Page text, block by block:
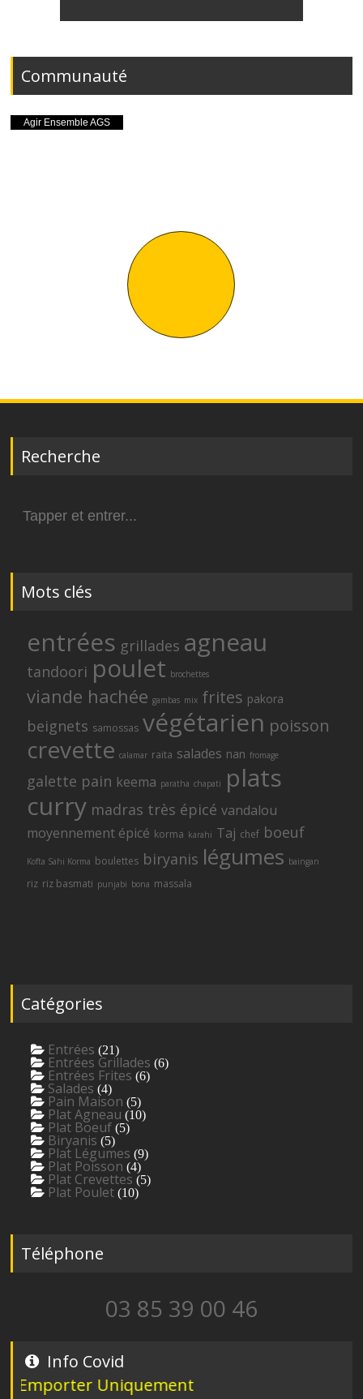
Communauté
Recherche
for:
Mots clés
entrées grillades agneau
tandoori poulet brochettes
viande hachée gambas mix frites pakora
beignets samossas végétarien poisson
crevette calamar raita salades nan fromage
galette pain keema paratha chapati
plats
curry madras très épicé vandalou
moyennement épicé korma karahi Taj chef boeuf
Kofta Sahi Korma boulettes biryanis légumes baingan
riz riz basmati punjabi bona massala
Catégories
Entrées (21)
Entrées Grillades (6)
Entrées Frites (6)
Salades (4)
Pain Maison (5)
Plat Agneau (10)
Plat Boeuf (5)
Biryanis (5)
Plat Légumes (9)
Plat Poisson (4)
Plat Crevettes (5)
Plat Poulet (10)
Téléphone
03 85 39 00 46
Info Covid
Uniquement